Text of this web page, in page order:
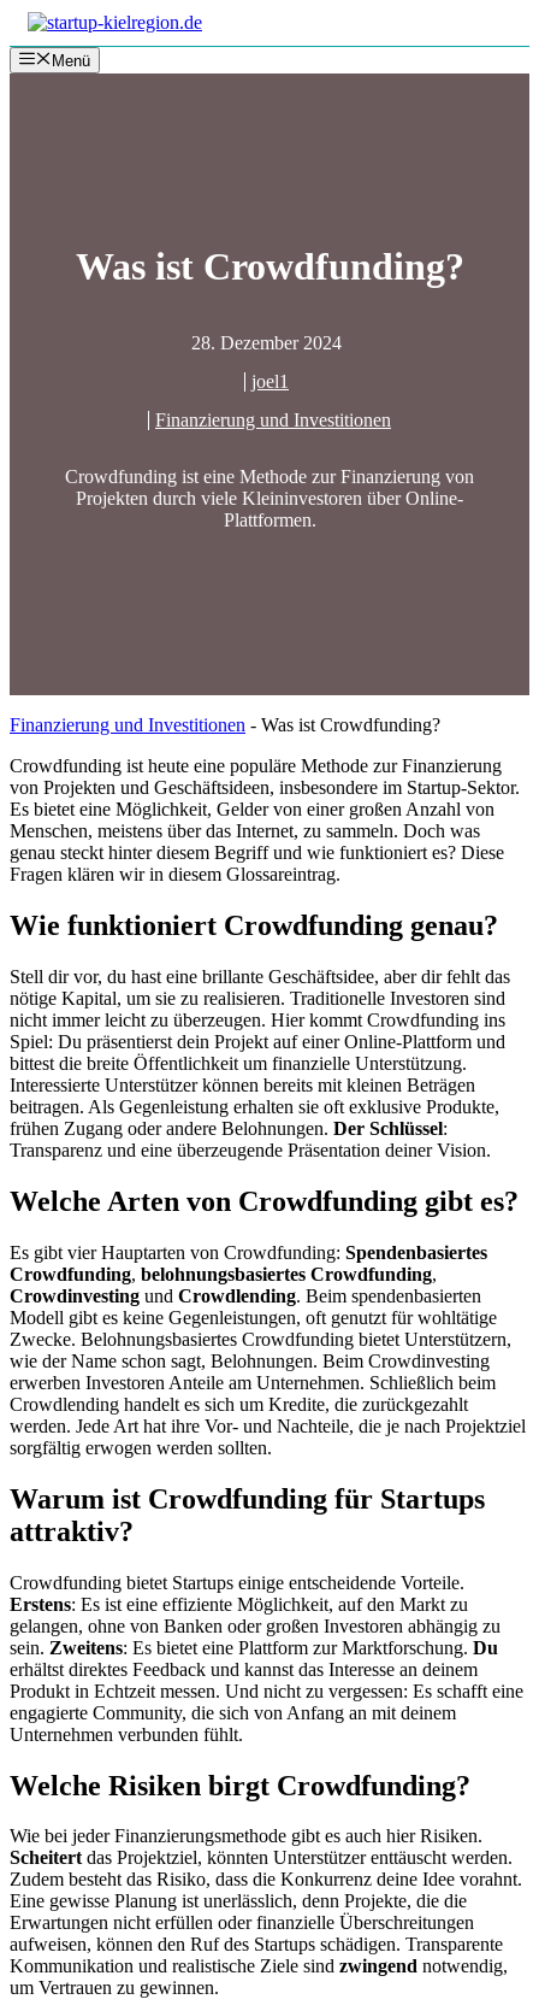
Zum
Inhalt
springenMenü
Was ist Crowdfunding?
28. Dezember 2024
joel1
Finanzierung und Investitionen
Crowdfunding ist eine Methode zur Finanzierung von
Projekten durch viele Kleininvestoren über Online-
Plattformen.
Finanzierung und Investitionen - Was ist Crowdfunding?
Crowdfunding ist heute eine populäre Methode zur Finanzierung
von Projekten und Geschäftsideen, insbesondere im Startup-Sektor.
Es bietet eine Möglichkeit, Gelder von einer großen Anzahl von
Menschen, meistens über das Internet, zu sammeln. Doch was
genau steckt hinter diesem Begriff und wie funktioniert es? Diese
Fragen klären wir in diesem Glossareintrag.
Wie funktioniert Crowdfunding genau?
Stell dir vor, du hast eine brillante Geschäftsidee, aber dir fehlt das
nötige Kapital, um sie zu realisieren. Traditionelle Investoren sind
nicht immer leicht zu überzeugen. Hier kommt Crowdfunding ins
Spiel: Du präsentierst dein Projekt auf einer Online-Plattform und
bittest die breite Öffentlichkeit um finanzielle Unterstützung.
Interessierte Unterstützer können bereits mit kleinen Beträgen
beitragen. Als Gegenleistung erhalten sie oft exklusive Produkte,
frühen Zugang oder andere Belohnungen. Der Schlüssel:
Transparenz und eine überzeugende Präsentation deiner Vision.
Welche Arten von Crowdfunding gibt es?
Es gibt vier Hauptarten von Crowdfunding: Spendenbasiertes
Crowdfunding, belohnungsbasiertes Crowdfunding,
Crowdinvesting und Crowdlending. Beim spendenbasierten
Modell gibt es keine Gegenleistungen, oft genutzt für wohltätige
Zwecke. Belohnungsbasiertes Crowdfunding bietet Unterstützern,
wie der Name schon sagt, Belohnungen. Beim Crowdinvesting
erwerben Investoren Anteile am Unternehmen. Schließlich beim
Crowdlending handelt es sich um Kredite, die zurückgezahlt
werden. Jede Art hat ihre Vor- und Nachteile, die je nach Projektziel
sorgfältig erwogen werden sollten.
Warum ist Crowdfunding für Startups
attraktiv?
Crowdfunding bietet Startups einige entscheidende Vorteile.
Erstens: Es ist eine effiziente Möglichkeit, auf den Markt zu
gelangen, ohne von Banken oder großen Investoren abhängig zu
sein. Zweitens: Es bietet eine Plattform zur Marktforschung. Du
erhältst direktes Feedback und kannst das Interesse an deinem
Produkt in Echtzeit messen. Und nicht zu vergessen: Es schafft eine
engagierte Community, die sich von Anfang an mit deinem
Unternehmen verbunden fühlt.
Welche Risiken birgt Crowdfunding?
Wie bei jeder Finanzierungsmethode gibt es auch hier Risiken.
Scheitertdas Projektziel, könnten Unterstützer enttäuscht werden.
Zudem besteht das Risiko, dass die Konkurrenz deine Idee vorahnt.
Eine gewisse Planung ist unerlässlich, denn Projekte, die die
Erwartungen nicht erfüllen oder finanzielle Überschreitungen
aufweisen, können den Ruf des Startups schädigen. Transparente
Kommunikation und realistische Ziele sind zwingend notwendig,
um Vertrauen zu gewinnen.